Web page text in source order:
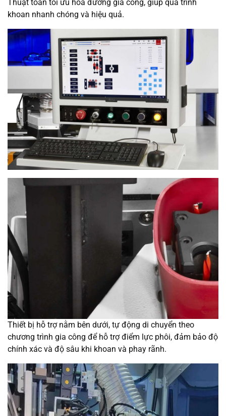
Thuật toán tối ưu hóa đường gia công, giúp quá trình
khoan nhanh chóng và hiệu quả.
Thiết bị hỗ trợ nằm bên dưới, tự động di chuyển theo
chương trình gia công để hỗ trợ điểm lực phôi, đảm bảo độ
chính xác và độ sâu khi khoan và phay rãnh.